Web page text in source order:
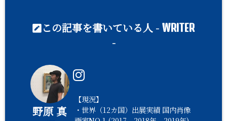
この記事を書いている人 - WRITER
-
野原 真
【現況】
・世界（12カ国）出展実績 国内肖像